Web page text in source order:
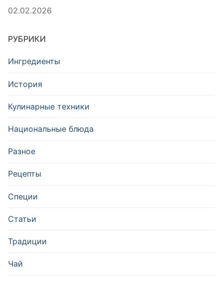
02.02.2026
РУБРИКИ
Ингредиенты
История
Кулинарные техники
Национальные блюда
Разное
Рецепты
Специи
Статьи
Традиции
Чай